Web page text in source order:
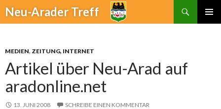
Neu-Arader Treff
Suchen
MEDIEN, ZEITUNG, INTERNET
Artikel über Neu-Arad auf
aradonline.net
13. JUNI 2008 SCHREIBE EINEN KOMMENTAR